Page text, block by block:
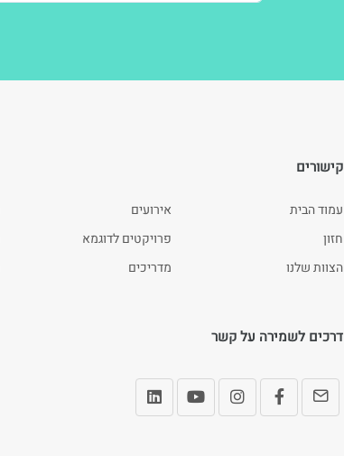
קישורים
עמוד הבית
חזון
הצוות שלנו
אירועים
פרויקטים לדוגמא
מדריכים
דרכים לשמירה על קשר